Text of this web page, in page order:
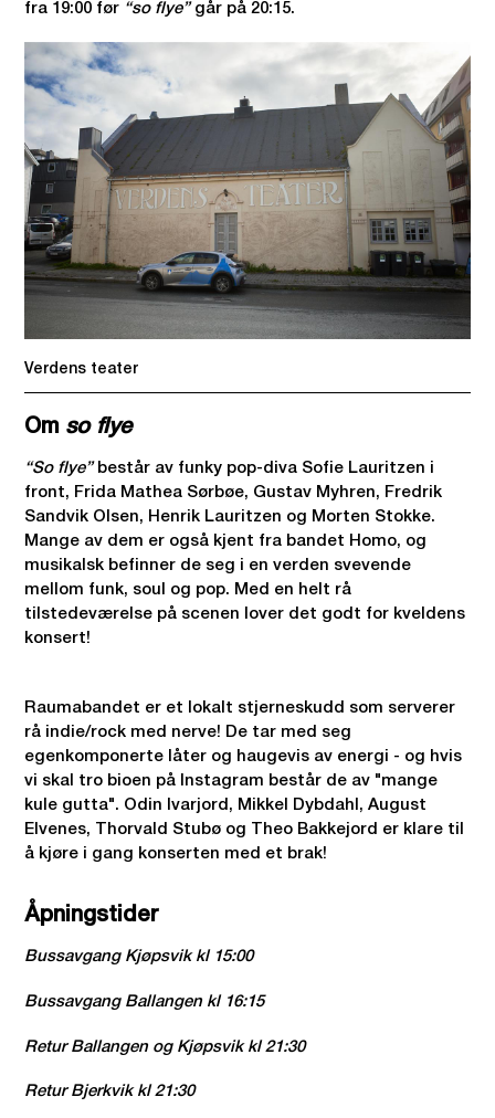
fra 19:00 før “so flye”går på 20:15.
Verdens teater
Om so flye
“So flye”består av funky pop-diva Sofie Lauritzen i
front, Frida Mathea Sørbøe, Gustav Myhren, Fredrik
Sandvik Olsen, Henrik Lauritzen og Morten Stokke.
Mange av dem er også kjent fra bandet Homo, og
musikalsk befinner de seg i en verden svevende
mellom funk, soul og pop. Med en helt rå
tilstedeværelse på scenen lover det godt for kveldens
konsert!
Raumabandet er et lokalt stjerneskudd som serverer
rå indie/rock med nerve! De tar med seg
egenkomponerte låter og haugevis av energi - og hvis
vi skal tro bioen på Instagram består de av "mange
kule gutta". Odin Ivarjord, Mikkel Dybdahl, August
Elvenes, Thorvald Stubø og Theo Bakkejord er klare til
å kjøre i gang konserten med et brak!
Åpningstider
Bussavgang Kjøpsvik kl 15:00
Bussavgang Ballangen kl 16:15
Retur Ballangen og Kjøpsvik kl 21:30
Retur Bjerkvik kl 21:30